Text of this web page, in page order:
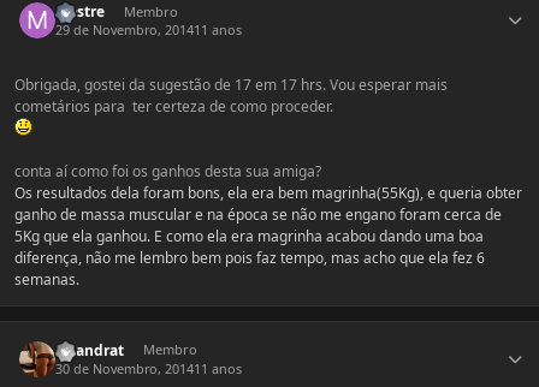
Mestre
Membro
29 de Novembro, 201411 anos
Obrigada, gostei da sugestão de 17 em 17 hrs. Vou esperar mais
cometários para ter certeza de como proceder.
conta aí como foi os ganhos desta sua amiga?
Os resultados dela foram bons, ela era bem magrinha(55Kg), e queria obter
ganho de massa muscular e na época se não me engano foram cerca de
5Kg que ela ganhou. E como ela era magrinha acabou dando uma boa
diferença, não me lembro bem pois faz tempo, mas acho que ela fez 6
semanas.
Lizandrat
Membro
30 de Novembro, 201411 anos